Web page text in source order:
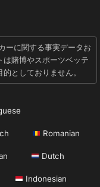
ーに関する事実データお
は賭博やスポーツベッテ
としておりません。
Romanian
Dutch
Indonesian